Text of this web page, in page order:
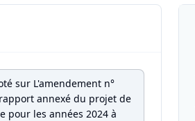
sur L'amendement n°
annexé du projet de
les années 2024 à